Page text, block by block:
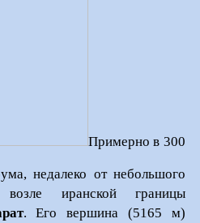
Примерно в 300
недалеко от небольшого
возле иранской границы
. Его вершина (5165 м)